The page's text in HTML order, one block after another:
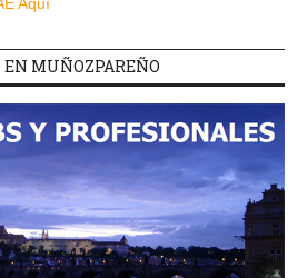
Aquí
MUÑOZPAREÑO